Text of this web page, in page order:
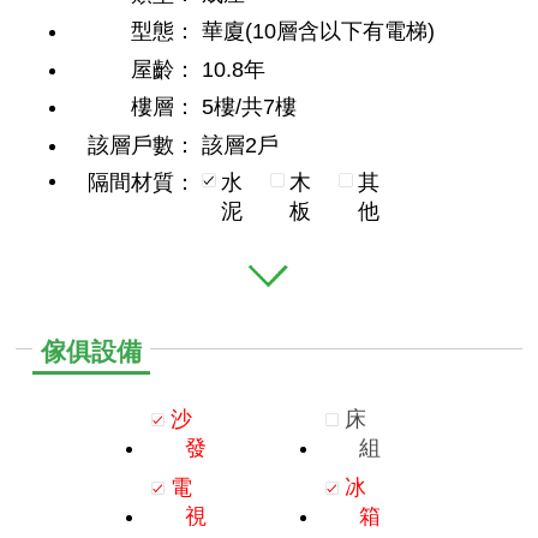
型態：
華廈(10層含以下有電梯)
屋齡：
10.8年
樓層：
5樓/共7樓
該層戶數：
該層2戶
隔間材質：
水
泥
木
板
其
他
傢俱設備
沙
發
電
視
床
組
冰
箱